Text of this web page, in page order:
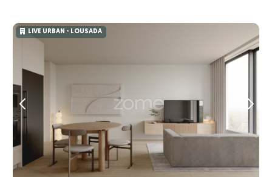
LIVE URBAN - LOUSADA